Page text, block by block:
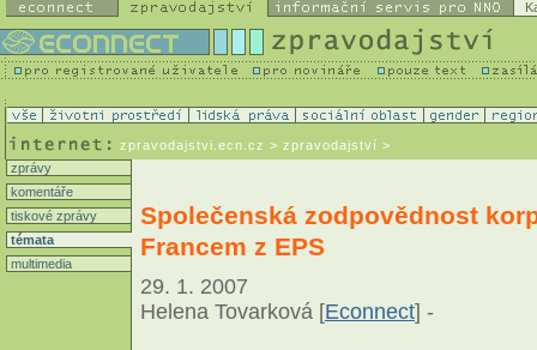
zpravodajstvi.ecn.cz > zpravodajství >
zprávy
komentáře
tiskové zprávy
témata
multimedia
Společenská zodpovědnost
Francem z EPS
29. 1. 2007
Helena Tovarková [Econnect] -